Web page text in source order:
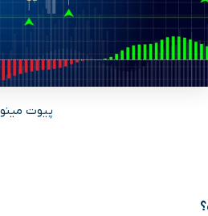
پیوت